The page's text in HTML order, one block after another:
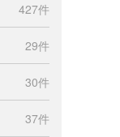
427件
29件
30件
37件